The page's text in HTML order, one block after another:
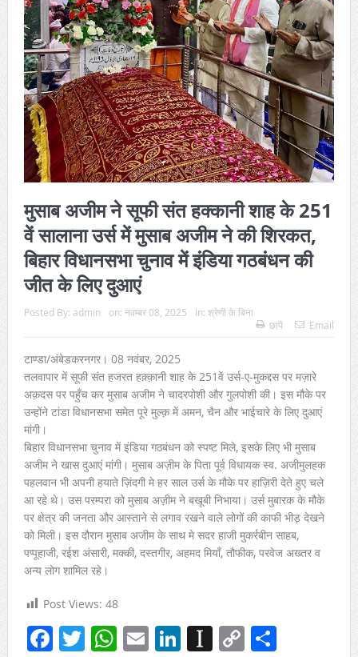
मुसाब अजीम ने सूफी संत हक्कानी शाह के 251
वें सालाना उर्स में मुसाब अजीम ने की शिरकत,
बिहार विधानसभा चुनाव में इंडिया गठबंधन की
जीत के लिए दुआएं
Posted By: admin on: नवम्बर 08, 2025 In: श्रेणी के बिना
छापें
Email
टाण्डा/अंबेडकरनगर। 08 नवंबर, 2025
तलवापार में सूफी संत हजरत हक़्क़ानी शाह के 251वें उर्स-ए-मुकद्दस पर मज़ारे
अक़दस पर पहुँच कर मुसाब अजीम ने चादरपोशी और गुलपोशी की। इस मौके पर
उन्होंने टांडा विधानसभा समेत पूरे मुल्क़ में अमन, चैन और भाईचारे के लिए दुआएं
मांगी।
बिहार विधानसभा चुनाव में इंडिया गठबंधन को स्पष्ट मिले, इसके लिए भी मुसाब
अजीम ने खास दुआएं मांगी। मुसाब अज़ीम के पिता पूर्व विधायक स्व. अजीमुलहक
पहलवान भी अपनी हयाते ज़िंदगी मे हर साल उर्स के मौके पर हाज़िरी देते हुए चले
आ रहे थे। उस परम्परा को मुसाब अज़ीम ने बखूबी निभाया। उर्स मुबारक के मौके
पर क्षेत्र की जनता और आस्ताने से लगाव रखने वाले लोगों की काफी भीड़ देखने
को मिली। इस दौरान मुसाब अजीम के साथ मे सदर हाजी मुकर्रबीन साहब,
पप्पूहाजी, रईश अंसारी, मक्की, दस्तगीर, अहमद मियाँ, तौफीक, परवेज अख्तर व
अन्य लोग शामिल रहे।
Post Views: 48
Facebook
Twitter
WhatsApp
EmailLinkedIn
Instapaper
CopyShare